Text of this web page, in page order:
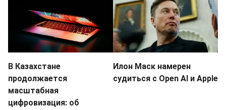
В Казахстане
продолжается
масштабная
цифровизация: об
Илон Маск намерен
судиться с Open AI и Apple